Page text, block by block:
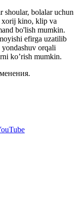
bolalar uchun
xorij kino, klip va
bo'lish mumkin.
efirga uzatilib
orqali
ko’rish mumkin.